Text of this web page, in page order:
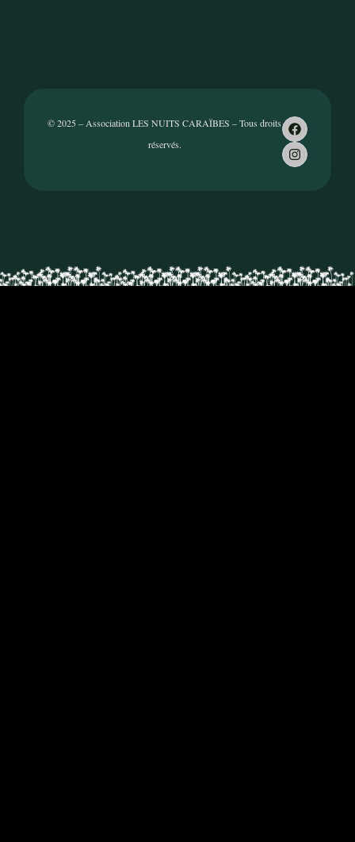
© 2025 – Association LES NUITS CARAÏBES – Tous droits
réservés.